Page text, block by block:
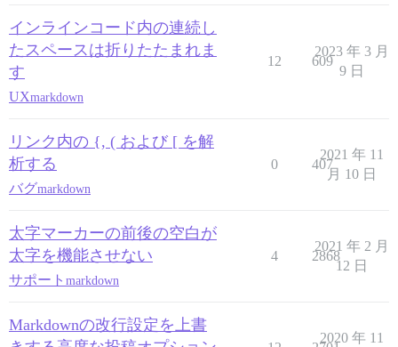
インラインコード内の連続し
たスペースは折りたたまれま
す
UXmarkdown
12 609
2023 年 3 月
9 日
リンク内の {, ( および [ を解
析する
バグmarkdown
0 407
2021 年 11
月 10 日
太字マーカーの前後の空白が
太字を機能させない
サポート markdown
4 2868
2021 年 2 月
12 日
Markdownの改行設定を上書
2020 年 11